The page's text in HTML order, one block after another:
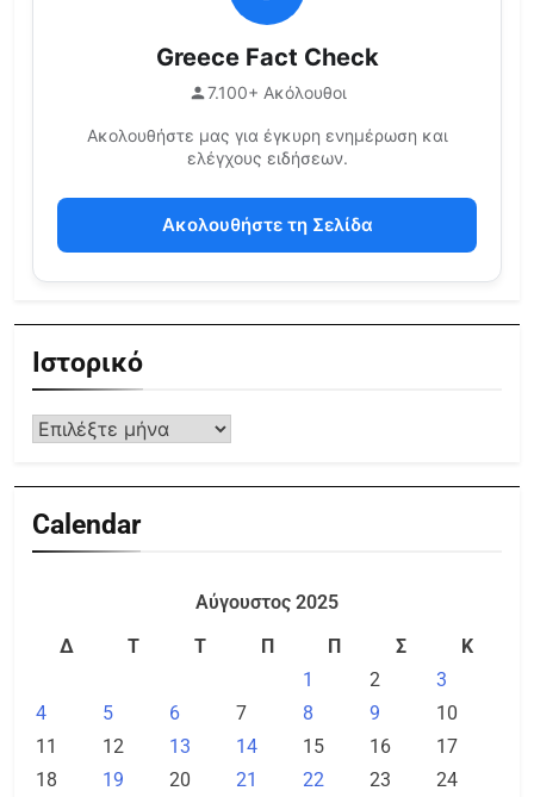
Greece Fact Check
7.100+ Ακόλουθοι
Ακολουθήστε μας για έγκυρη ενημέρωση και
ελέγχους ειδήσεων.
Ακολουθήστε τη Σελίδα
Ιστορικό
Calendar
Αύγουστος 2025
Δ
Τ Τ Π Π Σ
Κ
1
2
3
4
5 6 7 8 9
10
11
12 13 14 15 16
17
18
19 20 21 22 23
24